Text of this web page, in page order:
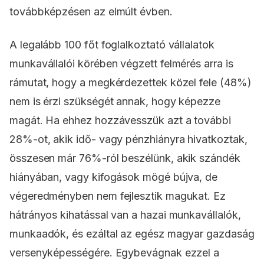
továbbképzésen az elmúlt évben.
A legalább 100 főt foglalkoztató vállalatok
munkavállalói körében végzett felmérés arra is
rámutat, hogy a megkérdezettek közel fele (48%)
nem is érzi szükségét annak, hogy képezze
magát. Ha ehhez hozzávesszük azt a további
28%-ot, akik idő- vagy pénzhiányra hivatkoztak,
összesen már 76%-ról beszélünk, akik szándék
hiányában, vagy kifogások mögé bújva, de
végeredményben nem fejlesztik magukat. Ez
hátrányos kihatással van a hazai munkavállalók,
munkaadók, és ezáltal az egész magyar gazdaság
versenyképességére. Egybevágnak ezzel a